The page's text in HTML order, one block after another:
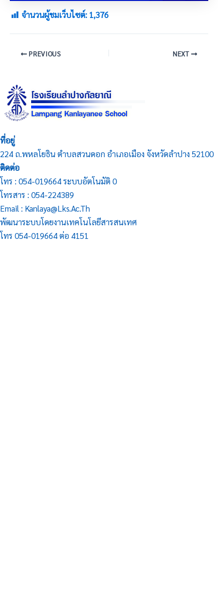
จำนวนผู้ชมเว็บไซต์: 1,376
PREVIOUS NEXT
ที่อยู่
224 ถ.พหลโยธิน ตำบลสวนดอก อำเภอเมือง จังหวัดลำปาง 52100
ติดต่อ
โทร : 054-019664 ระบบอัตโนมัติ 0
โทรสาร : 054-224389
Email : Kanlaya@lks.ac.th
พัฒนาระบบโดยงานเทคโนโลยีสารสนเทศ
โทร 054-019664 ต่อ 4151